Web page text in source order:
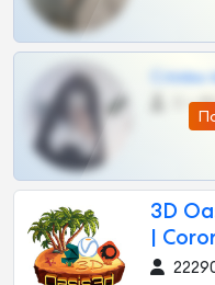
Сливы
0 •
3D
|